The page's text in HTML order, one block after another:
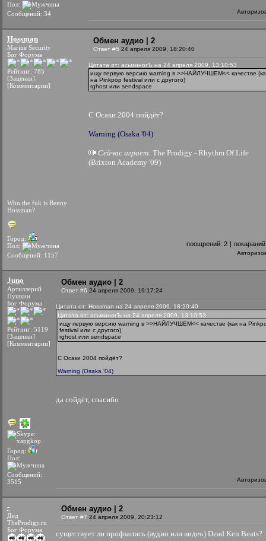
Пол:
Сообщений: 34
Hossman
Marine Security
Бог Форума
Рейтинг: 785
[Заценки]
[Комментарии]
Who the fuk is Benny
Hossman?
Город:
Пол:
Сообщений: 1157
Обмен аудио | 2
Ответ #5 24 апреля 2009, 18:20:40
Цитата от: асьминогЪ на 24 апреля 2009, 13:10:53
ищу первую версию warning в >>НАЙЛУЧШЕМ<< качестве
на Pinkpop festival или с другого)
rghost или sendspace
С Осаки 2004 пойдёт?
Warning (Osaka '04)
Сейчас играет: The Prodigy - Rhythm Of Life
(Brixton Academy '09)
поощрений: 2 |
Juno
Артиллерий
Пушкин
Бог Форума
Рейтинг: 5119
[Заценки]
[Комментарии]
Город:
Пол:
Сообщений:
3515
Обмен аудио | 2
Ответ #6 24 апреля 2009, 19:17:24
Цитата от: Hossman на 24 апреля 2009, 18:20:40
Цитата от: асьминогЪ на 24 апреля 2009, 13:10:53
ищу первую версию warning в >>НАЙЛУЧШЕМ<< качестве (как на
festival или с другого)
rghost или sendspace
С Осаки 2004 пойдёт?
Warning (Osaka '04)
да сойдёт, спасибо
-
Дед
TheProdigy.ru
Бог Форума
Обмен аудио | 2
Ответ #7 24 апреля 2009, 20:23:12
существует ли профзапись (аудио или видео) Dead Ken Beats?